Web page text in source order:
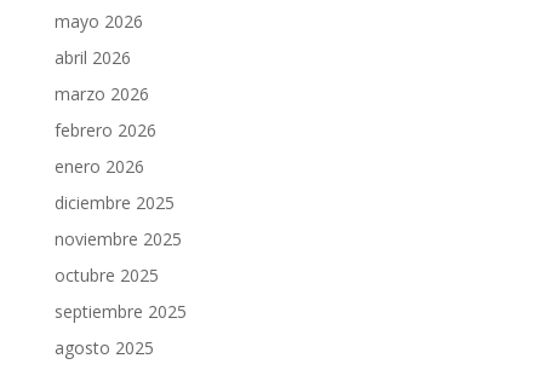
mayo 2026
abril 2026
marzo 2026
febrero 2026
enero 2026
diciembre 2025
noviembre 2025
octubre 2025
septiembre 2025
agosto 2025